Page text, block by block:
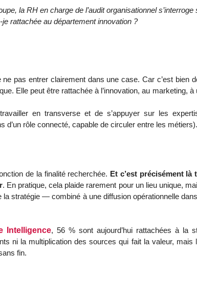
la RH en charge de l’audit organisationnel s’interroge
rattachée au département innovation ?
pas entrer clairement dans une case. Car c’est bien
Elle peut être rattachée à l’innovation, au marketing, à
en transverse et de s’appuyer sur les
d’un rôle connecté, capable de circuler entre les métiers).
de la finalité recherchée. Et c’est précisément là
. En pratique, cela plaide rarement pour un lieu unique,
stratégie — combiné à une diffusion opérationnelle
Intelligence, 56 % sont aujourd’hui rattachées à la
ni la multiplication des sources qui fait la valeur, mais
fin.